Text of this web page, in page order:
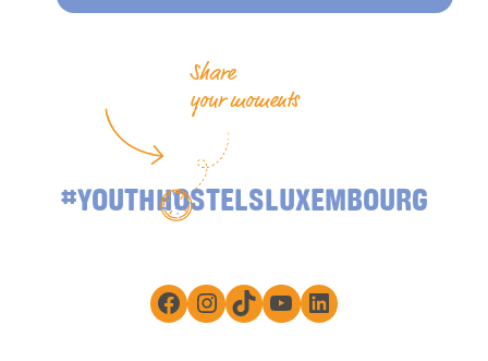
Share
your moments
#YOUTHHOSTELSLUXEMBOURG
Facebook
Instagram
TikTokYouTube
LinkedIn